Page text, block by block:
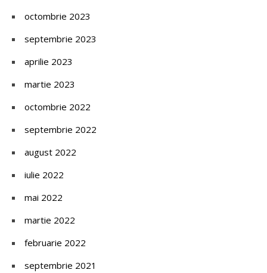
octombrie 2023
septembrie 2023
aprilie 2023
martie 2023
octombrie 2022
septembrie 2022
august 2022
iulie 2022
mai 2022
martie 2022
februarie 2022
septembrie 2021